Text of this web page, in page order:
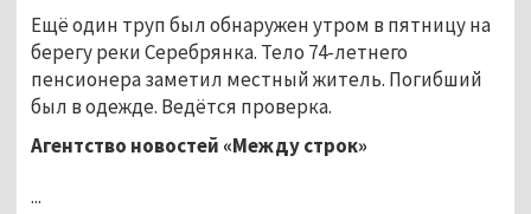
Ещё один труп был обнаружен утром в пятницу на
берегу реки Серебрянка. Тело 74-летнего
пенсионера заметил местный житель. Погибший
был в одежде. Ведётся проверка.
Агентство новостей «Между строк»
...